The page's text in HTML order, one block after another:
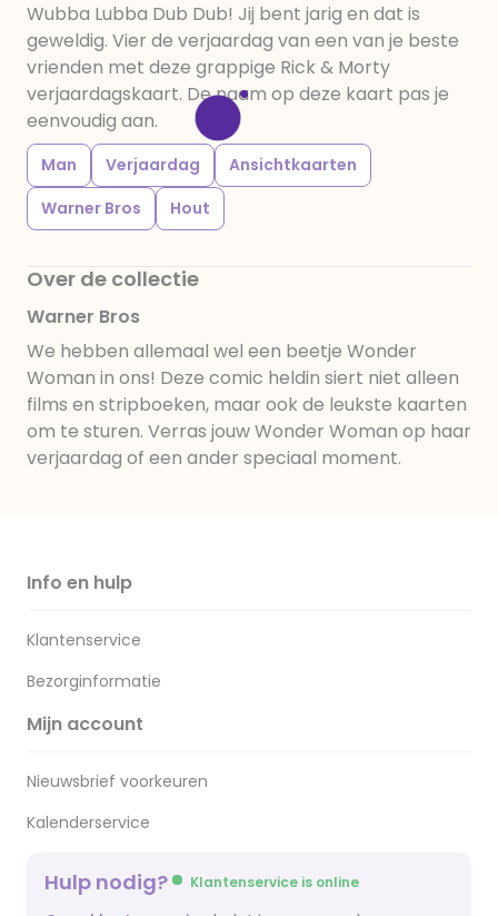
Wubba Lubba Dub Dub! Jij bent jarig en dat is
geweldig. Vier de verjaardag van een van je beste
vrienden met deze grappige Rick & Morty
verjaardagskaart. De naam op deze kaart pas je
eenvoudig aan.
Man Verjaardag
Ansichtkaarten
Warner Bros
Hout
Over de collectie
Warner Bros
We hebben allemaal wel een beetje Wonder
Woman in ons! Deze comic heldin siert niet alleen
films en stripboeken, maar ook de leukste kaarten
om te sturen. Verras jouw Wonder Woman op haar
verjaardag of een ander speciaal moment.
Info en hulp
Klantenservice
Bezorginformatie
Mijn account
Nieuwsbrief voorkeuren
Kalenderservice
Hulp nodig? Klantenservice is online